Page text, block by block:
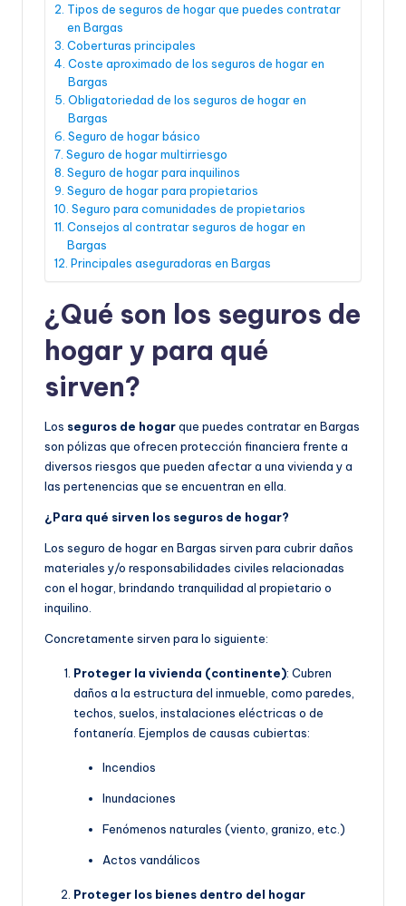
Tipos de seguros de hogar que puedes contratar
en Bargas
Coberturas principales
Coste aproximado de los seguros de hogar en
Bargas
Obligatoriedad de los seguros de hogar en
Bargas
Seguro de hogar básico
Seguro de hogar multirriesgo
Seguro de hogar para inquilinos
Seguro de hogar para propietarios
Seguro para comunidades de propietarios
Consejos al contratar seguros de hogar en
Bargas
Principales aseguradoras en Bargas
¿Qué son los seguros de
hogar y para qué
sirven?
Los seguros de hogarque puedes contratar en Bargas
son pólizas que ofrecen protección financiera frente a
diversos riesgos que pueden afectar a una vivienda y a
las pertenencias que se encuentran en ella.
¿Para qué sirven los seguros de hogar?
Los seguro de hogar en Bargas sirven para cubrir daños
materiales y/o responsabilidades civiles relacionadas
con el hogar, brindando tranquilidad al propietario o
inquilino.
Concretamente sirven para lo siguiente:
Proteger la vivienda (continente): Cubren
daños a la estructura del inmueble, como paredes,
techos, suelos, instalaciones eléctricas o de
fontanería. Ejemplos de causas cubiertas:
Incendios
Inundaciones
Fenómenos naturales (viento, granizo, etc.)
Actos vandálicos
Proteger los bienes dentro del hogar